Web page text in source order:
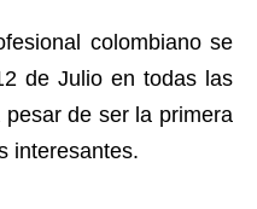
colombiano se
de Julio en todas las
de ser la primera
interesantes.